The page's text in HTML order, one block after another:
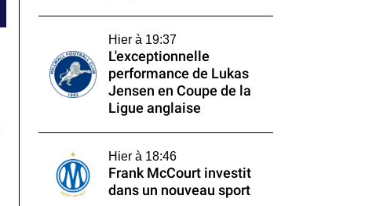
Hier à 19:37
L'exceptionnelle
performance de Lukas
Jensen en Coupe de la
Ligue anglaise
Hier à 18:46
Frank McCourt investit
dans un nouveau sport